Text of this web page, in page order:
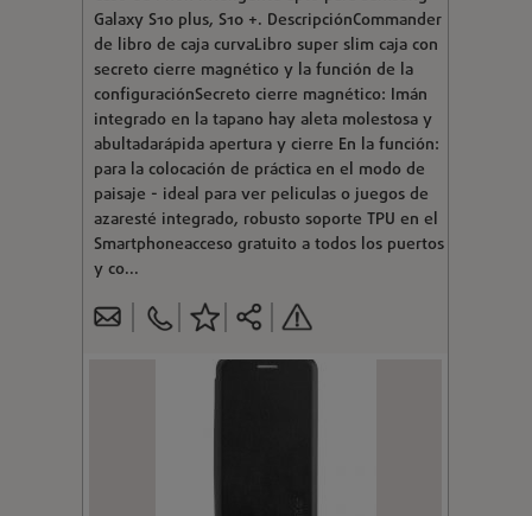
Galaxy S10 plus, S10 +. DescripciónCommander
de libro de caja curvaLibro super slim caja con
secreto cierre magnético y la función de la
configuraciónSecreto cierre magnético: Imán
integrado en la tapano hay aleta molestosa y
abultadarápida apertura y cierre En la función:
para la colocación de práctica en el modo de
paisaje - ideal para ver peliculas o juegos de
azaresté integrado, robusto soporte TPU en el
Smartphoneacceso gratuito a todos los puertos
y co...